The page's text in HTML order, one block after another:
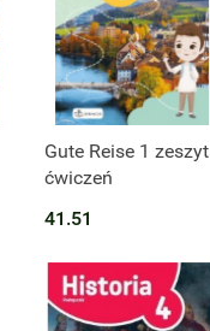
Gute Reise 1 zeszyt
ćwiczeń
41.51